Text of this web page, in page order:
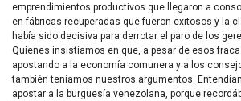
emprendimientos productivos que llegaron a
en fábricas recuperadas que fueron exitosos y la
había sido decisiva para derrotar el paro de los
Quienes insistíamos en que, a pesar de esos
apostando a la economía comunera y a los
también teníamos nuestros argumentos.
apostar a la burguesía venezolana, porque